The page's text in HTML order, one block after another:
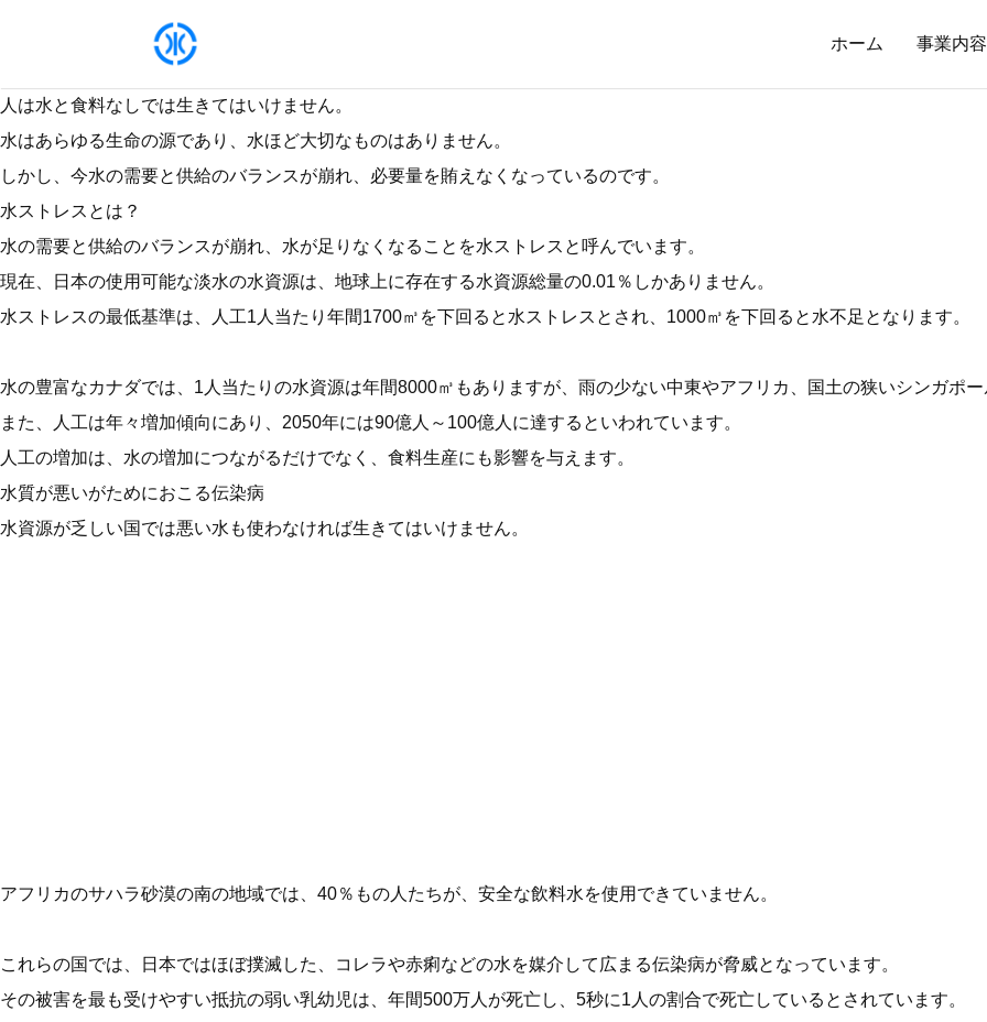
ホーム 事業内容
人は水と食料なしでは生きてはいけません。
水はあらゆる生命の源であり、水ほど大切なものはありません。
しかし、今水の需要と供給のバランスが崩れ、必要量を賄えなくなっているのです。
水ストレスとは？
水の需要と供給のバランスが崩れ、水が足りなくなることを水ストレスと呼んでいます。
現在、日本の使用可能な淡水の水資源は、地球上に存在する水資源総量の0.01％しかありません。
水ストレスの最低基準は、人工1人当たり年間1700㎥を下回ると水ストレスとされ、1000㎥を下回ると水不足となります。
水の豊富なカナダでは、1人当たりの水資源は年間8000㎥もありますが、雨の少ない中東やアフリカ、国土の狭いシンガポ
また、人工は年々増加傾向にあり、2050年には90億人～100億人に達するといわれています。
人工の増加は、水の増加につながるだけでなく、食料生産にも影響を与えます。
水質が悪いがためにおこる伝染病
水資源が乏しい国では悪い水も使わなければ生きてはいけません。
アフリカのサハラ砂漠の南の地域では、40％もの人たちが、安全な飲料水を使用できていません。
これらの国では、日本ではほぼ撲滅した、コレラや赤痢などの水を媒介して広まる伝染病が脅威となっています。
その被害を最も受けやすい抵抗の弱い乳幼児は、年間500万人が死亡し、5秒に1人の割合で死亡しているとされています。